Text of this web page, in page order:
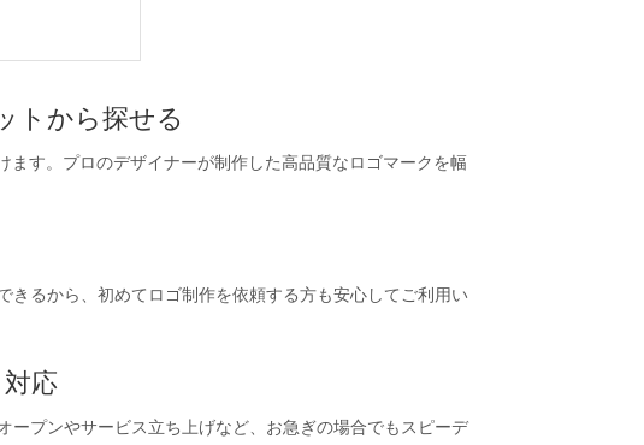
トから探せる
す。プロのデザイナーが制作した高品質なロゴマークを幅
るから、初めてロゴ制作を依頼する方も安心してご利用い
応
プンやサービス立ち上げなど、お急ぎの場合でもスピーデ